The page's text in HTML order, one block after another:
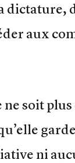
dictature,
aux
soit
ni